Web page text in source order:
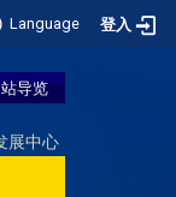
Language 登入
导览
展中心